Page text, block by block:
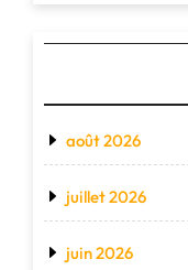
août 2026
juillet 2026
juin 2026